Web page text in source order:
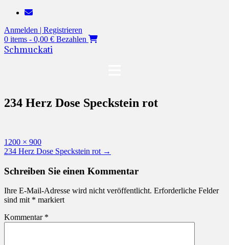
Zum
springen
Anmelden | Registrieren
0 items - 0,00 € Bezahlen
Schmuckati
234 Herz Dose Speckstein rot
Originalgröße
1200 × 900
Beitragsnavigation
234 Herz Dose Speckstein rot →
Schreiben Sie einen Kommentar
Ihre E-Mail-Adresse wird nicht veröffentlicht. Erforderliche Felder
sind mit * markiert
Kommentar *